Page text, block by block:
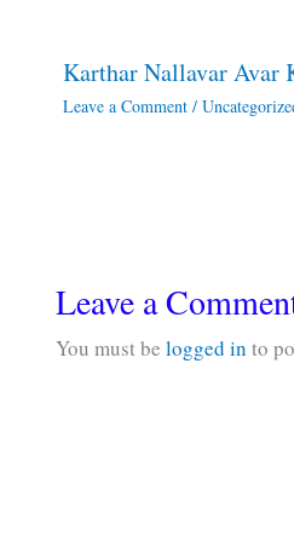
Karthar Nallavar Avar
Leave a Comment /
Leave a
You must be logged in to